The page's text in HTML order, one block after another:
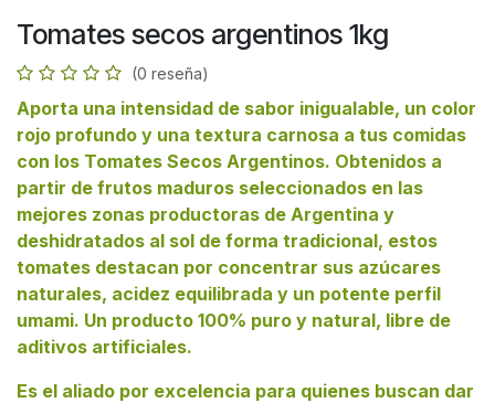
Tomates secos argentinos 1kg
(0 reseña)
Aporta una intensidad de sabor inigualable, un color
rojo profundo y una textura carnosa a tus comidas
con los Tomates Secos Argentinos. Obtenidos a
partir de frutos maduros seleccionados en las
mejores zonas productoras de Argentina y
deshidratados al sol de forma tradicional, estos
tomates destacan por concentrar sus azúcares
naturales, acidez equilibrada y un potente perfil
umami. Un producto 100% puro y natural, libre de
aditivos artificiales.
Es el aliado por excelencia para quienes buscan dar